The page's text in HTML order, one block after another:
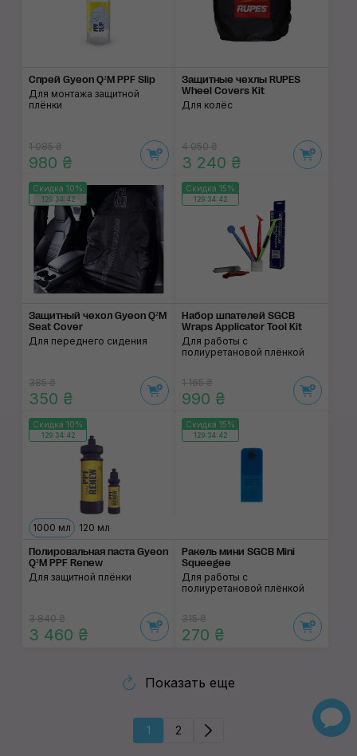
Спрей Gyeon Q²M PPF Slip
Для монтажа защитной
плёнки
1 085 ₴
980 ₴
Защитные чехлы RUPES
Wheel Covers Kit
Для колёс
4 050 ₴
3 240 ₴
Скидка 10%
129:34:42
Защитный чехол Gyeon Q²M
Seat Cover
Для переднего сидения
385 ₴
350 ₴
Скидка 15%
129:34:42
Набор шпателей SGCB
Wraps Applicator Tool Kit
Для работы с
полиуретановой плёнкой
1 165 ₴
990 ₴
Скидка 10%
129:34:42
1000 мл 120 мл
Полировальная паста Gyeon
Q²M PPF Renew
Для защитной плёнки
3 840 ₴
3 460 ₴
Скидка 15%
129:34:42
Ракель мини SGCB Mini
Squeegee
Для работы с
полиуретановой плёнкой
315 ₴
270 ₴
Показать еще
1 2